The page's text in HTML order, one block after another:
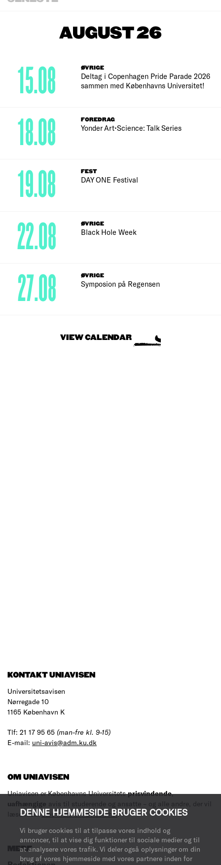
DENNE HJEMMESIDE BRUGER COOKIES
Vi bruger cookies til at tilpasse vores indhold og
annoncer, til at vise dig funktioner til sociale medier og til
at analysere vores trafik. Vi deler også oplysninger om din
brug af vores hjemmeside med vores partnere inden for
AUGUST 26
ØVRIGE
Deltag i Copenhagen Pride Parade 2026
sammen med Københavns Universitet!
15.08
FOREDRAG
Yonder Art•Science: Talk Series
18.08
FEST
DAY ONE Festival
19.08
ØVRIGE
Black Hole Week
22.08
ØVRIGE
Symposion på Regensen
27.08
VIEW CALENDAR
KONTAKT UNIAVISEN
Universitetsavisen
Nørregade 10
1165 København K
Tlf: 21 17 95 65 (man-fre kl. 9-15)
E-mail: uni-avis@adm.ku.dk
OM UNIAVISEN
Uniavisen er Københavns Universitetsprisvindende,
uafhængige avis til studerende og ansatte – og alle andre, der vil
læse med.Læs mere om avisen her.
MERE